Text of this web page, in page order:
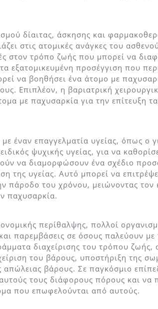
δίαιτας, άσκησης και
στις ατομικές ανάγκες του
στον τρόπο ζωής που μπορεί να
εξατομικευμένη προσέγγιση που
να βοηθήσει ένα άτομο με
Επιπλέον, η βαριατρική
με παχυσαρκία για την επίτευξη
έναν επαγγελματία υγείας, όπως ο
ψυχικής υγείας, για να
να διαμορφώσουν ένα σχέδιο
της υγείας. Αυτό μπορεί να
πάροδο του χρόνου, μειώνοντας τον
παχυσαρκία.
περίθαλψης, πολλοί
παρεμβάσεις σε όσους παλεύουν με
διαχείρισης του τρόπου ζωής,
του βάρους, υποστήριξη της
απώλειας βάρους. Σε παγκόσμιο
τους διάφορους πόρους και να
που επωφελούνται από αυτούς.